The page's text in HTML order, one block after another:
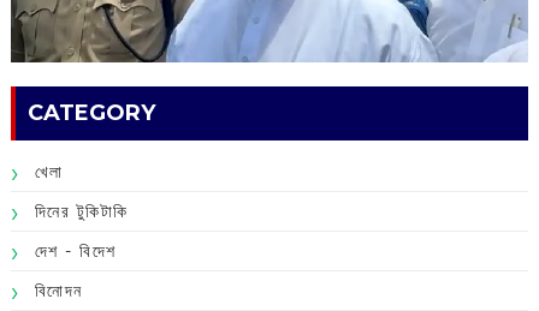
CATEGORY
খেলা
দিনের টুকিটাকি
দেশ - বিদেশ
বিনোদন